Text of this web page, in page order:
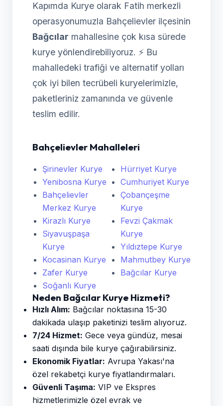
Kapımda Kurye olarak Fatih merkezli
operasyonumuzla Bahçelievler ilçesinin
Bağcılar mahallesine çok kısa sürede
kurye yönlendirebiliyoruz. ⚡ Bu
mahalledeki trafiği ve alternatif yolları
çok iyi bilen tecrübeli kuryelerimizle,
paketleriniz zamanında ve güvenle
teslim edilir.
Bahçelievler Mahalleleri
Şirinevler Kurye
Yenibosna Kurye
Bahçelievler
Merkez Kurye
Kirazlı Kurye
Siyavuşpaşa
Kurye
Kocasinan Kurye
Zafer Kurye
Soğanlı Kurye
Hürriyet Kurye
Cumhuriyet Kurye
Çobançeşme
Kurye
Fevzi Çakmak
Kurye
Yıldıztepe Kurye
Mahmutbey Kurye
Bağcılar Kurye
Neden Bağcılar Kurye Hizmeti?
Hızlı Alım: Bağcılar noktasına 15-30
dakikada ulaşıp paketinizi teslim alıyoruz.
7/24 Hizmet: Gece veya gündüz, mesai
saati dışında bile kurye çağırabilirsiniz.
Ekonomik Fiyatlar: Avrupa Yakası'na
özel rekabetçi kurye fiyatlandırmaları.
Güvenli Taşıma: VIP ve Ekspres
hizmetlerimizle özel evrak ve